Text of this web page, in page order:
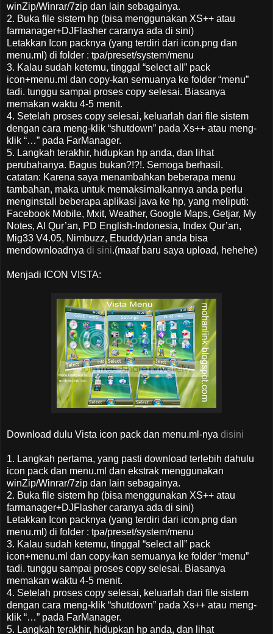
winZip/Winrar/7zip dan lain sebagainya.
2. Buka file sistem hp (bisa menggunakan XS++ atau
farmanager+DJFlasher caranya ada di sini)
Letakkan Icon packnya (yang terdiri dari icon.png dan
menu.ml) di folder : tpa/preset/system/menu
3. Kalau sudah ketemu, tinggal “select all” pack
icon+menu.ml dan copy-kan semuanya ke folder “menu”
tadi. tunggu sampai proses copy selesai. Biasanya
memakan waktu 4-5 menit.
4. Setelah proses copy selesai, keluarlah dari file sistem
dengan cara meng-klik “shutdown” pada Xs++ atau meng-
klik “…” pada FarManager.
5. Langkah terakhir, hidupkan hp anda, dan lihat
perubahanya. Bagus bukan?!?!. Semoga berhasil.
catatan: Karena saya menambahkan beberapa menu
tambahan, maka untuk memaksimalkannya anda perlu
menginstall beberapa aplikasi java ke hp, yang meliputi:
Facebook Mobile, Mxit, Weather, Google Maps, Getjar, My
Notes, Al Qur’an, PD English-Indonesia, Index Qur’an,
Mig33 V4.05, Nimbuzz, Ebuddy)dan anda bisa
mendownloadnya di sini.(maaf baru saya upload, hehehe)
Menjadi ICON VISTA:
Download dulu Vista icon pack dan menu.ml-nya disini
1. Langkah pertama, yang pasti download terlebih dahulu
icon pack dan menu.ml dan ekstrak menggunakan
winZip/Winrar/7zip dan lain sebagainya.
2. Buka file sistem hp (bisa menggunakan XS++ atau
farmanager+DJFlasher caranya ada di sini)
Letakkan Icon packnya (yang terdiri dari icon.png dan
menu.ml) di folder : tpa/preset/system/menu
3. Kalau sudah ketemu, tinggal “select all” pack
icon+menu.ml dan copy-kan semuanya ke folder “menu”
tadi. tunggu sampai proses copy selesai. Biasanya
memakan waktu 4-5 menit.
4. Setelah proses copy selesai, keluarlah dari file sistem
dengan cara meng-klik “shutdown” pada Xs++ atau meng-
klik “…” pada FarManager.
5. Langkah terakhir, hidupkan hp anda, dan lihat